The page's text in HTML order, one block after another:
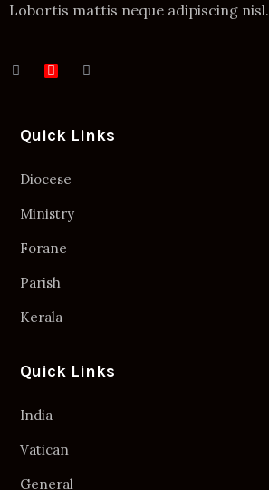
Lobortis mattis neque adipiscing nisl.
Quick Links
Diocese
Ministry
Forane
Parish
Kerala
Quick Links
India
Vatican
General